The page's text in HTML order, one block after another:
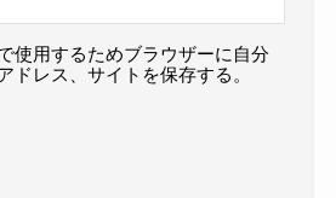
使用するためブラウザーに自分
ドレス、サイトを保存する。